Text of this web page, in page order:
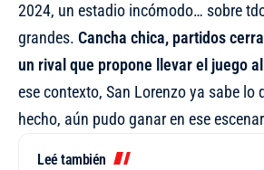
2024, un estadio incómodo… sobre
grandes. Cancha chica, partidos
un rival que propone llevar el juego
ese contexto, San Lorenzo ya sabe lo
hecho, aún pudo ganar en ese
Leé también